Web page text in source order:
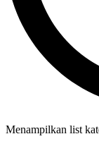
Menampilkan list